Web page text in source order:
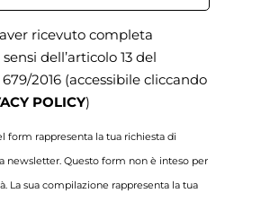
ricevuto completa
dell’articolo 13 del
2016 (accessibile cliccando
POLICY)
form rappresenta la tua richiesta di
newsletter. Questo form non è inteso per
La sua compilazione rappresenta la tua